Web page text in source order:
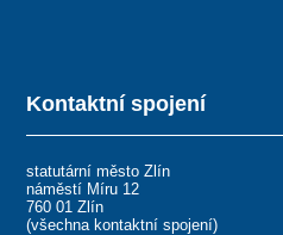
Kontaktní spojení
statutární město Zlín
náměstí Míru 12
760 01 Zlín
(všechna kontaktní spojení)